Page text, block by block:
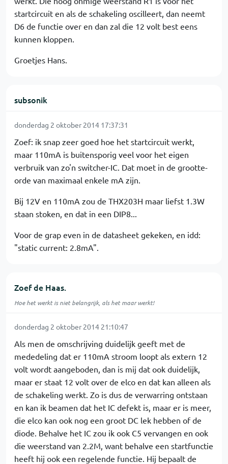
startcircuit en als de schakeling oscilleert, dan neemt
D6 de functie over en dan zal die 12 volt best eens
kunnen kloppen.
Groetjes Hans.
subsonik
donderdag 2 oktober 2014 17:37:31
Zoef: ik snap zeer goed hoe het startcircuit werkt,
maar 110mA is buitensporig veel voor het eigen
verbruik van zo'n switcher-IC. Dat moet in de grootte-
orde van maximaal enkele mA zijn.
Bij 12V en 110mA zou de THX203H maar liefst 1.3W
staan stoken, en dat in een DIP8...
Voor de grap even in de datasheet gekeken, en idd:
"static current: 2.8mA".
Zoef de Haas.
Hoe het werkt is niet belangrijk, als het maar werkt!
donderdag 2 oktober 2014 21:10:47
Als men de omschrijving duidelijk geeft met de
mededeling dat er 110mA stroom loopt als extern 12
volt wordt aangeboden, dan is mij dat ook duidelijk,
maar er staat 12 volt over de elco en dat kan alleen als
de schakeling werkt. Zo is dus de verwarring ontstaan
en kan ik beamen dat het IC defekt is, maar er is meer,
die elco kan ook nog een groot DC lek hebben of de
diode. Behalve het IC zou ik ook C5 vervangen en ook
die weerstand van 2.2M, want behalve een startfunctie
heeft hij ook een regelende functie. Hij bepaalt de